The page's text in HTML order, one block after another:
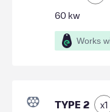
60 kw
Works
TYPE 2 x1